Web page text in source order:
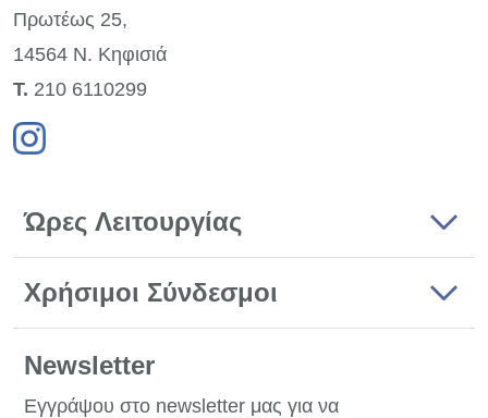
Πρωτέως 25,
14564 Ν. Κηφισιά
Τ. 210 6110299
Ώρες Λειτουργίας
Χρήσιμοι Σύνδεσμοι
Newsletter
Εγγράψου στο newsletter μας για να